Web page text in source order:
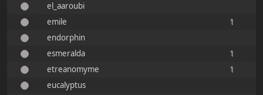
el_aaroubi
emile
1
endorphin
esmeralda
1
etreanomyme
1
eucalyptus